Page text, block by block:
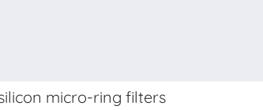
micro-ring filters